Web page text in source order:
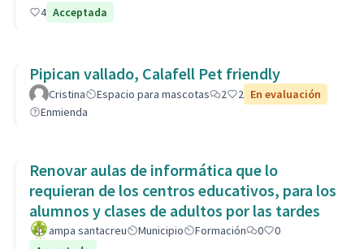
4 Acceptada
Pipican vallado, Calafell Pet friendly
Cristina Espacio para mascotas 2 2 En evaluación
Enmienda
Renovar aulas de informática que lo
requieran de los centros educativos, para los
alumnos y clases de adultos por las tardes
ampa santacreu Municipio Formación 0
0